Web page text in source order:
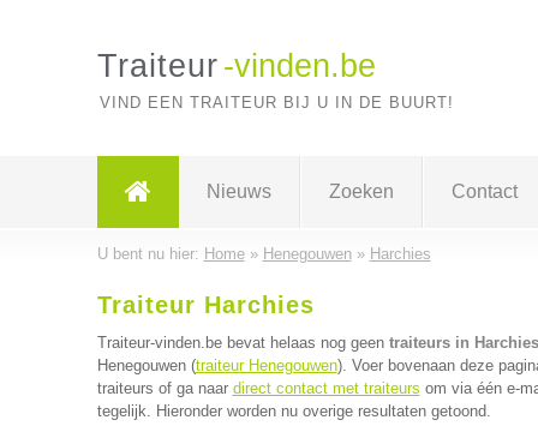
Traiteur -vinden.be
VIND EEN TRAITEUR BIJ U IN DE BUURT!
Nieuws Zoeken Contact
U bent nu hier: Home» Henegouwen» Harchies
Traiteur Harchies
Traiteur-vinden.be bevat helaas nog geen traiteurs in Harchies
Henegouwen (traiteur Henegouwen). Voer bovenaan deze
traiteurs of ga naar direct contact met traiteurs om via één e-
tegelijk. Hieronder worden nu overige resultaten getoond.